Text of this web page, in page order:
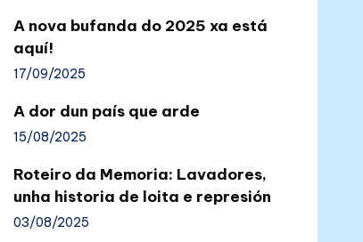
A nova bufanda do 2025 xa está
aquí!
17/09/2025
A dor dun país que arde
15/08/2025
Roteiro da Memoria: Lavadores,
unha historia de loita e represión
03/08/2025